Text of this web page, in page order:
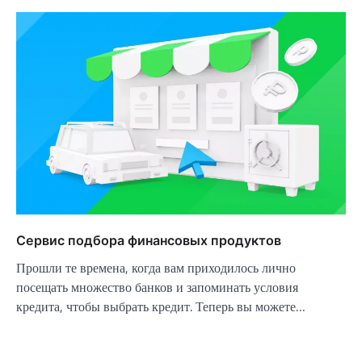
Сервис подбора финансовых продуктов
Прошли те времена, когда вам приходилось лично
посещать множество банков и запоминать условия
кредита, чтобы выбрать кредит. Теперь вы можете…